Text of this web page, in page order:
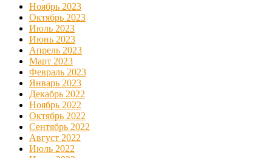
Ноябрь 2023
Октябрь 2023
Июль 2023
Июнь 2023
Апрель 2023
Март 2023
Февраль 2023
Январь 2023
Декабрь 2022
Ноябрь 2022
Октябрь 2022
Сентябрь 2022
Август 2022
Июль 2022